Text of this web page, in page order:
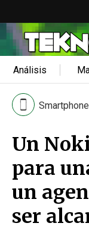
Análisis
Un
para
un
ser